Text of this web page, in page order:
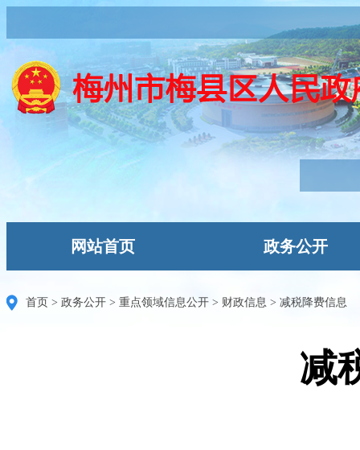
网站首页 政务公开
首页 > 政务公开 > 重点领域信息公开 > 财政信息 > 减税降费信息
减